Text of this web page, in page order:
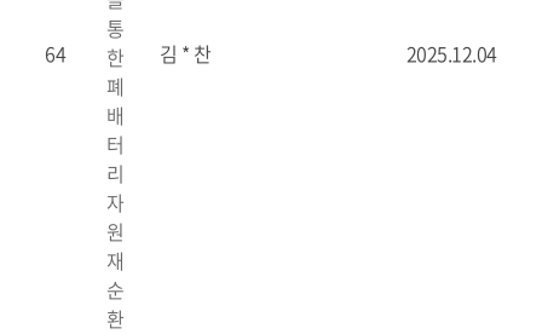
64
통
한
폐
배
터
리
자
원
재
순
환
김 * 찬 2025.12.04